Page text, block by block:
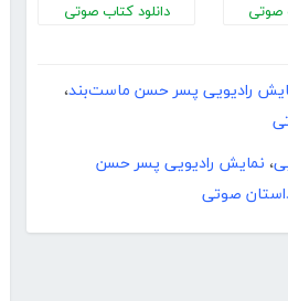
صوتی دانلود کتاب صوتی
رادیویی پسر حسن ماست‌بند،
، نمایش رادیویی پسر حسن
صوتی